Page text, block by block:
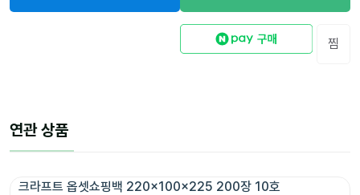
찜
연관 상품
크라프트 옵셋쇼핑백 220x100x225 200장 10호